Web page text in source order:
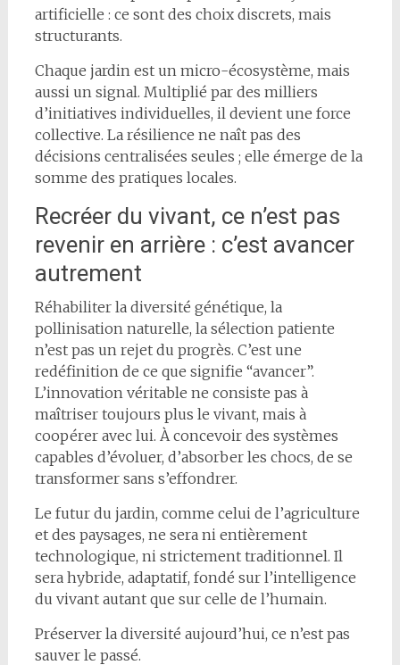
artificielle : ce sont des choix discrets, mais
structurants.
Chaque jardin est un micro-écosystème, mais
aussi un signal. Multiplié par des milliers
d’initiatives individuelles, il devient une force
collective. La résilience ne naît pas des
décisions centralisées seules ; elle émerge de la
somme des pratiques locales.
Recréer du vivant, ce n’est pas
revenir en arrière : c’est avancer
autrement
Réhabiliter la diversité génétique, la
pollinisation naturelle, la sélection patiente
n’est pas un rejet du progrès. C’est une
redéfinition de ce que signifie “avancer”.
L’innovation véritable ne consiste pas à
maîtriser toujours plus le vivant, mais à
coopérer avec lui. À concevoir des systèmes
capables d’évoluer, d’absorber les chocs, de se
transformer sans s’effondrer.
Le futur du jardin, comme celui de l’agriculture
et des paysages, ne sera ni entièrement
technologique, ni strictement traditionnel. Il
sera hybride, adaptatif, fondé sur l’intelligence
du vivant autant que sur celle de l’humain.
Préserver la diversité aujourd’hui, ce n’est pas
sauver le passé.